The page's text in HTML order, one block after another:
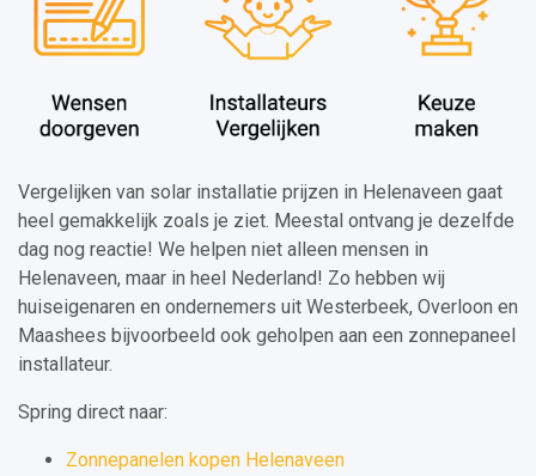
Vergelijken van solar installatie prijzen in Helenaveen gaat
heel gemakkelijk zoals je ziet. Meestal ontvang je dezelfde
dag nog reactie! We helpen niet alleen mensen in
Helenaveen, maar in heel Nederland! Zo hebben wij
huiseigenaren en ondernemers uit Westerbeek, Overloon en
Maashees bijvoorbeeld ook geholpen aan een zonnepaneel
installateur.
Spring direct naar:
Zonnepanelen kopen Helenaveen